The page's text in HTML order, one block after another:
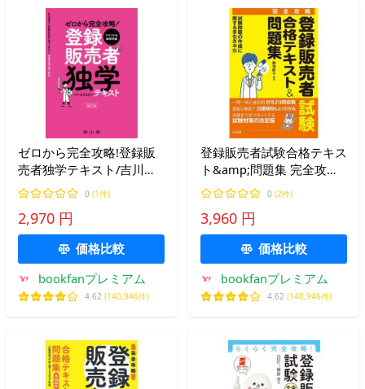
ゼロから完全攻略!登録販
売者独学テキスト/吉川泰
紀
0 (1件)
2,970 円
価格比較
bookfanプレミアム
4.62 (140,946件)
登録販売者試験合格テキス
ト&amp;問題集 完全攻略/
藤澤節子
0 (2件)
3,960 円
価格比較
bookfanプレミアム
4.62 (140,946件)